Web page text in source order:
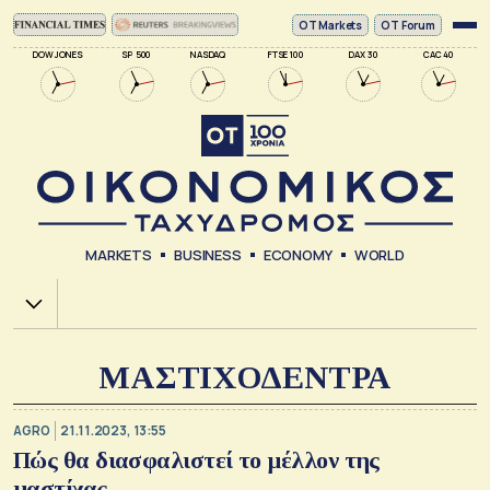
DOW JONES SP 500 NASDAQ FTSE 100 DAX 30 CAC 40
ΟΤ Markets OT Forum
MARKETS BUSINESS ECONOMY WORLD
Χ.Α.
ΜΑΣΤΙΧΟΔΕΝΤΡΑ
AGRO 21.11.2023, 13:55
Πώς θα διασφαλιστεί το μέλλον της